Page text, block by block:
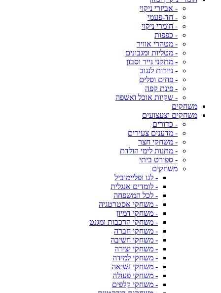
- אביזרי ניקוי
- חד-פעמי
- חומרי ניקוי
- כפפות
- מטהרי אוויר
- מטליות ומגבונים
- מתקני נייר וסבון
- ניירות לנגוב
- פחים וסלים
- פינת קפה
- שקיות אוכל ואשפה
משחקים
משחקים וצעצועים
- כדורים
- מדענים צעירים
- משחקי חצר
- מתנות לימי הולדת
- ספורט ביתי
משחקים
- לגו ופליימוביל
- לומדים אנגלית
- לכל המשפחה
- משחקי אסטרטגיה
- משחקי דמיון
- משחקי הרכבות ומגנט
- משחקי חברה
- משחקי חשיבה
- משחקי יצירה
- משחקי למידה
- משחקי נשיאה
- משחקי פעולה
- משחקי קלפים